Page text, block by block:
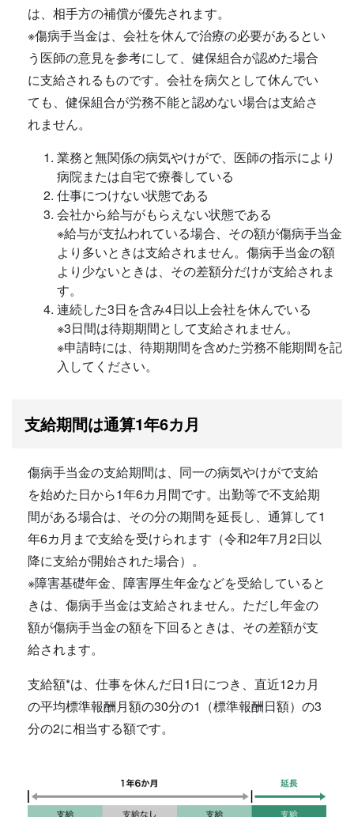
は、相手方の補償が優先されます。
※傷病手当金は、会社を休んで治療の必要があるとい
う医師の意見を参考にして、健保組合が認めた場合
に支給されるものです。会社を病欠として休んでい
ても、健保組合が労務不能と認めない場合は支給さ
れません。
業務と無関係の病気やけがで、医師の指示により
病院または自宅で療養している
仕事につけない状態である
会社から給与がもらえない状態である
※給与が支払われている場合、その額が傷病手当金
より多いときは支給されません。傷病手当金の額
より少ないときは、その差額分だけが支給されま
す。
連続した3日を含み4日以上会社を休んでいる
※3日間は待期期間として支給されません。
※申請時には、待期期間を含めた労務不能期間を記
入してください。
支給期間は通算1年6カ月
傷病手当金の支給期間は、同一の病気やけがで支給
を始めた日から1年6カ月間です。出勤等で不支給期
間がある場合は、その分の期間を延長し、通算して1
年6カ月まで支給を受けられます（令和2年7月2日以
降に支給が開始された場合）。
※障害基礎年金、障害厚生年金などを受給していると
きは、傷病手当金は支給されません。ただし年金の
額が傷病手当金の額を下回るときは、その差額が支
給されます。
支給額*は、仕事を休んだ日1日につき、直近12カ月
の平均標準報酬月額の30分の1（標準報酬日額）の3
分の2に相当する額です。